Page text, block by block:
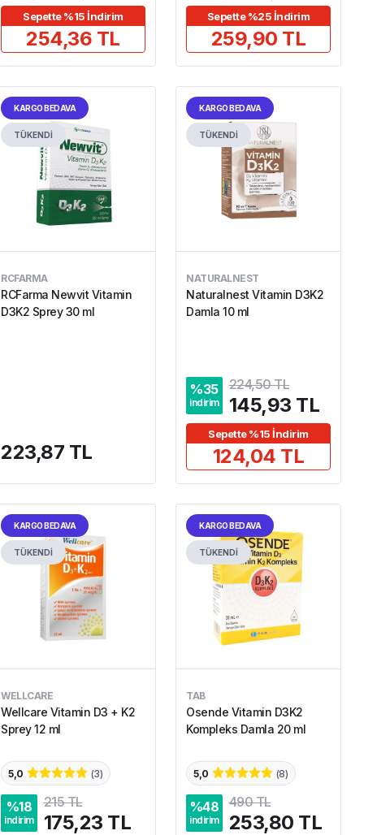
Sepette %15 İndirim
254,36 TL
Sepette %25 İndirim
259,90 TL
KARGO BEDAVA
TÜKENDİ
RCFARMA
RCFarma Newvit Vitamin
D3K2 Sprey 30 ml
223,87 TL
KARGO BEDAVA
TÜKENDİ
NATURALNEST
Naturalnest Vitamin D3K2
Damla 10 ml
%35
indirim
224,50 TL
145,93 TL
Sepette %15 İndirim
124,04 TL
KARGO BEDAVA
TÜKENDİ
WELLCARE
Wellcare Vitamin D3 + K2
Sprey 12 ml
5,0 (3)
%18
indirim
215 TL
175,23 TL
KARGO BEDAVA
TÜKENDİ
TAB
Osende Vitamin D3K2
Kompleks Damla 20 ml
5,0 (8)
%48
indirim
490 TL
253,80 TL